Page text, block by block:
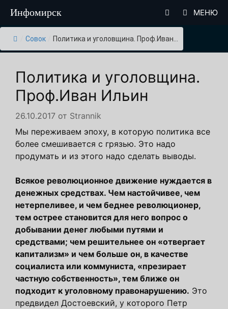
содержимому
Инфомирск МЕНЮ
Совок Политика и уголовщина. Проф.Иван...
Политика и уголовщина.
Проф.Иван Ильин
26.10.2017 от Strannik
Мы переживаем эпоху, в которую политика все
более смешивается с грязью. Это надо
продумать и из этого надо сделать выводы.
Всякое революционное движение нуждается в
денежных средствах. Чем настойчивее, чем
нетерпеливее, и чем беднее революционер,
тем острее становится для него вопрос о
добывании денег любыми путями и
средствами; чем решительнее он «отвергает
капитализм» и чем больше он, в качестве
социалиста или коммуниста, «презирает
частную собственность», тем ближе он
подходит к уголовному правонарушению. Это
предвидел Достоевский, у которого Петр